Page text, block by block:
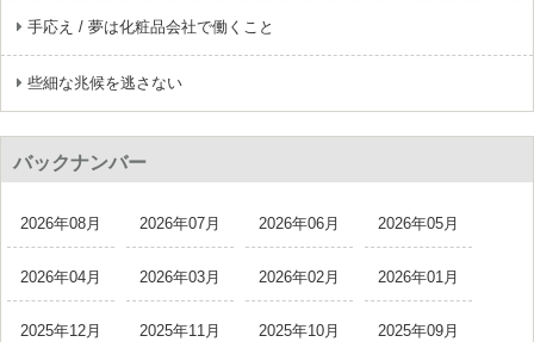
手応え / 夢は化粧品会社で働くこと
些細な兆候を逃さない
バックナンバー
2026年08月 2026年07月 2026年06月 2026年05月
2026年04月 2026年03月 2026年02月 2026年01月
2025年12月 2025年11月 2025年10月 2025年09月